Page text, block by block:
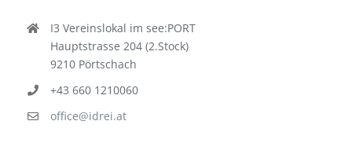
I3 Vereinslokal im see:PORT
Hauptstrasse 204 (2.Stock)
9210 Pörtschach
+43 660 1210060
office@idrei.at